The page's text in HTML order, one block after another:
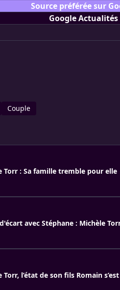
Source préférée sur
Google Actualités
Couple
Torr : Sa famille tremble pour elle
avec Stéphane : Michèle
Torr, l’état de son fils Romain